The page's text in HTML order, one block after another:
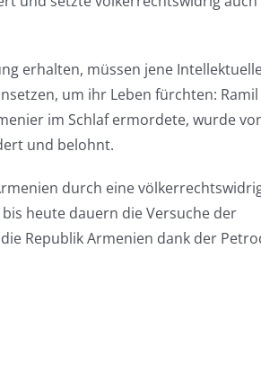
erhalten, müssen jene
um ihr Leben fürchten:
im Schlaf ermordete, wurde
und belohnt.
durch eine
heute dauern die Versuche der
Republik Armenien dank der